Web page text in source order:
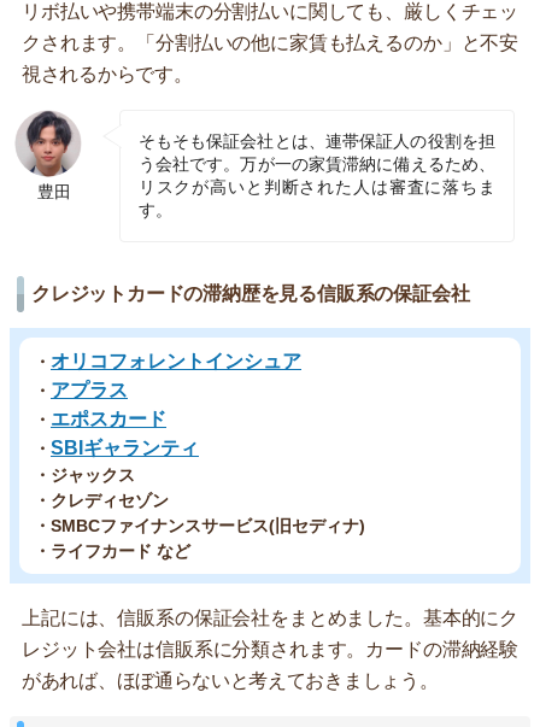
リボ払いや携帯端末の分割払いに関しても、厳しくチェッ
クされます。「分割払いの他に家賃も払えるのか」と不安
視されるからです。
豊田
そもそも保証会社とは、連帯保証人の役割を担
う会社です。万が一の家賃滞納に備えるため、
リスクが高いと判断された人は審査に落ちま
す。
クレジットカードの滞納歴を見る信販系の保証会社
・ オリコフォレントインシュア
・ アプラス
・ エポスカード
・ SBIギャランティ
・ジャックス
・クレディセゾン
・SMBCファイナンスサービス(旧セディナ)
・ライフカード など
上記には、信販系の保証会社をまとめました。基本的にク
レジット会社は信販系に分類されます。カードの滞納経験
があれば、ほぼ通らないと考えておきましょう。